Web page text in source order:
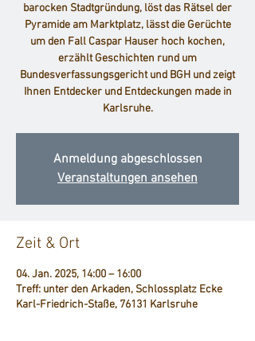
barocken Stadtgründung, löst das Rätsel der
Pyramide am Marktplatz, lässt die Gerüchte
um den Fall Caspar Hauser hoch kochen,
erzählt Geschichten rund um
Bundesverfassungsgericht und BGH und zeigt
Ihnen Entdecker und Entdeckungen made in
Karlsruhe.
Anmeldung abgeschlossen
Veranstaltungen ansehen
Zeit & Ort
04. Jan. 2025, 14:00 – 16:00
Treff: unter den Arkaden, Schlossplatz Ecke
Karl-Friedrich-Staße, 76131 Karlsruhe